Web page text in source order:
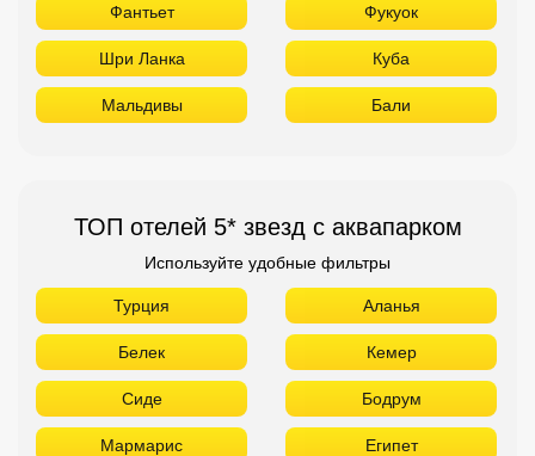
Фантьет Фукуок
Шри Ланка Куба
Мальдивы Бали
ТОП отелей 5* звезд с аквапарком
Используйте удобные фильтры
Турция Аланья
Белек Кемер
Сиде Бодрум
Мармарис Египет